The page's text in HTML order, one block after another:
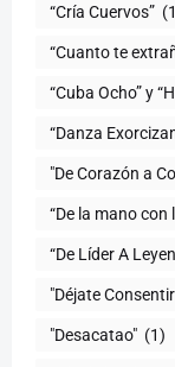
“Cría Cuervos”
“Cuanto te
“Cuba Ocho” y
“Danza
"De Corazón a
“De Líder A
"Déjate
"Desacatao" (1)